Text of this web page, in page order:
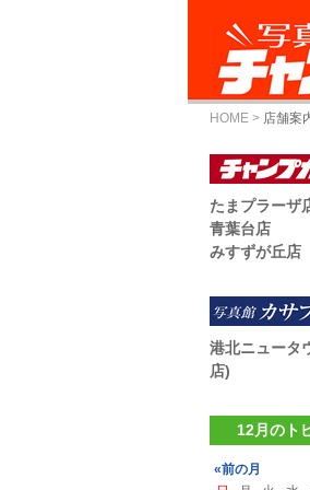
HOME > 店舗案
たまプラーザ
青葉台店
みすずが丘店
港北ニュータ
店)
12月のト
«前の月